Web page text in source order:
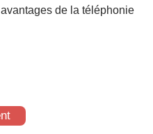
de la téléphonie